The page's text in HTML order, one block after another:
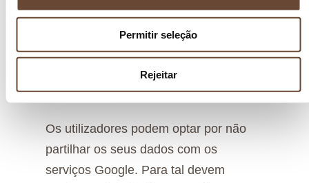
Permitir seleção
Rejeitar
PT/kb/ativar-e-desativar-cookies-que-
os-websites-utiliza
Apple Safari: –
https://support.apple.com/pt-
pt/HT201265
Os utilizadores podem optar por não
partilhar os seus dados com os
serviços Google. Para tal devem